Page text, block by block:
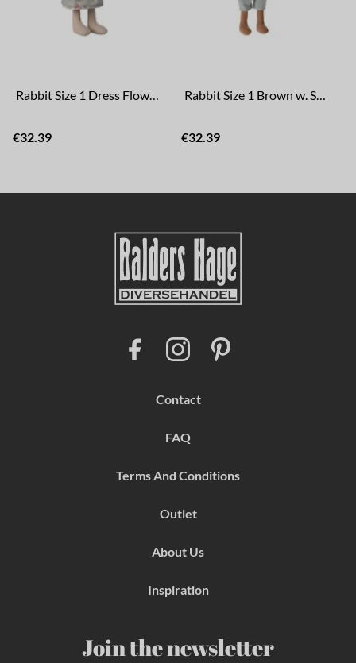
Rabbit Size 1 Dress Flowers Blue
€32.39
Rabbit Size 1 Brown w. Shirt
€32.39
Contact
FAQ
Terms And Conditions
Outlet
About Us
Inspiration
Join the newsletter
I
n
g
a
m